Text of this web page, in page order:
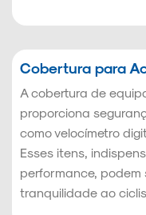
Cobertura para
A cobertura de
proporciona
como velocímetro
Esses itens,
performance,
tranquilidade ao